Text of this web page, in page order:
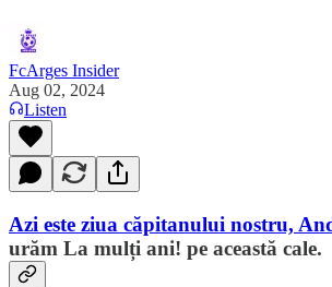
FcArges Insider
Aug 02, 2024
Listen
Azi este ziua căpitanului nostru,
urăm La mulți ani! pe această cale.